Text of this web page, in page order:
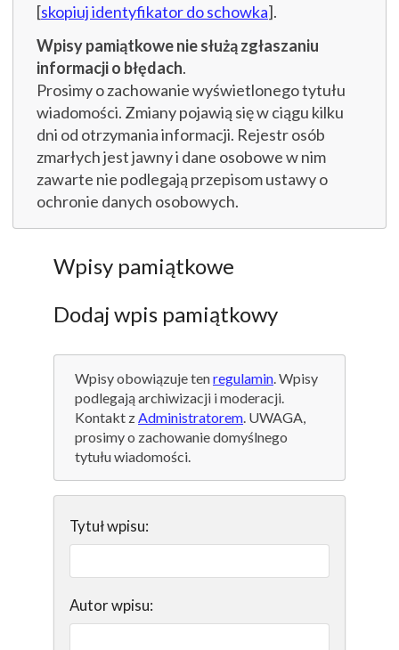
[skopiuj identyfikator do schowka].
Wpisy pamiątkowe nie służą zgłaszaniu
informacji o błędach.
Prosimy o zachowanie wyświetlonego tytułu
wiadomości. Zmiany pojawią się w ciągu kilku
dni od otrzymania informacji. Rejestr osób
zmarłych jest jawny i dane osobowe w nim
zawarte nie podlegają przepisom ustawy o
ochronie danych osobowych.
Wpisy pamiątkowe
Dodaj wpis pamiątkowy
Wpisy obowiązuje tenregulamin. Wpisy
podlegają archiwizacji i moderacji.
Kontakt zAdministratorem. UWAGA,
prosimy o zachowanie domyślnego
tytułu wiadomości.
Tytuł wpisu:
Autor wpisu: